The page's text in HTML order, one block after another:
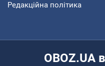
Редакційна політика
OBOZ.UA